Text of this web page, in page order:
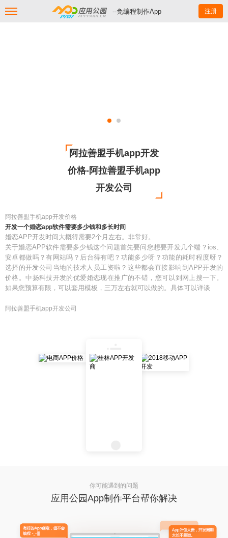
--免编程制作App 注册
阿拉善盟手机app开发
价格-阿拉善盟手机app
开发公司
阿拉善盟手机app开发价格
开发一个婚恋app软件需要多少钱和多长时间
婚恋APP开发时间大概得需要2个月左右。非常好。
关于婚恋APP软件需要多少钱这个问题首先要问您想要开发几个端？ios、
安卓都做吗？有网站吗？后台得有吧？功能多少呀？功能的耗时程度呀？
选择的开发公司当地的技术人员工资啦？这些都会直接影响到APP开发的
价格。中扬科技开发的优爱婚恋现在推广的不错，您可以到网上搜一下。
如果您预算有限，可以套用模板，三万左右就可以做的。具体可以详谈
阿拉善盟手机app开发公司
你可能遇到的问题
应用公园App制作平台帮你解决